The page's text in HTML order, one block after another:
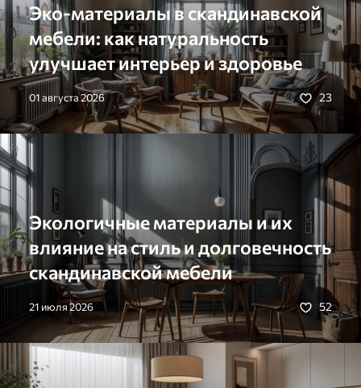
Эко-материалы в скандинавской
мебели: как натуральность
улучшает интерьер и здоровье
01 августа 2026 23
Экологичные материалы и их
влияние на стиль и долговечность
скандинавской мебели
21 июля 2026 52